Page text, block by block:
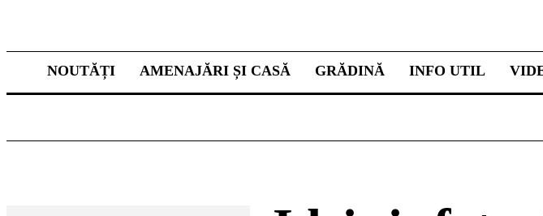
NOUTĂȚI AMENAJĂRI ȘI CASĂ GRĂDINĂ INFO UTIL